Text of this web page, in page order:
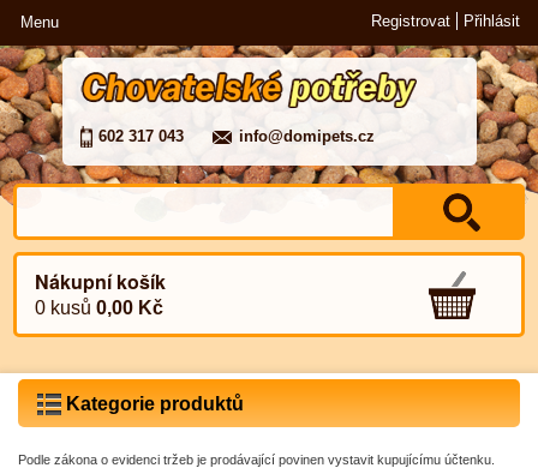
Menu Registrovat Přihlásit
602 317 043 info@domipets.cz
Nákupní košík
0 kusů0,00 Kč
Kategorie produktů
Podle zákona o evidenci tržeb je prodávající povinen vystavit kupujícímu účtenku.